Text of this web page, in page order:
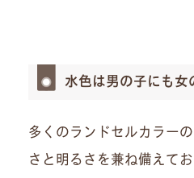
水色は男の子にも女
多くのランドセルカラー
さと明るさを兼ね備えて